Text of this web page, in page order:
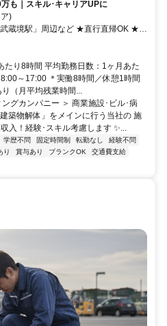
も｜スキル･キャリアUPに
)
蔵境駅」周辺など ★直行直帰OK ★転
たり8時間 平均勤務日数：1ヶ月あた
～17:00 ＊実働8時間／休憩1時間
（月平均残業時間...
グカンパニー ＞ 商業施設･ビル･病
築物解体」をメインに行う当社の 施
入！経験･スキル考慮します ✨...
学歴不問 固定時間制 転勤なし
経験不問
り 賞与あり ブランクOK
交通費支給